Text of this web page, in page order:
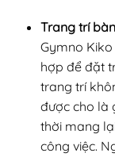
Trang trí
Gymno
hợp để đặt
trang trí
được cho là
thời mang
công việc.